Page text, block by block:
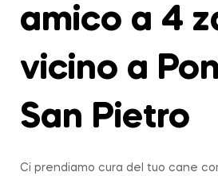
amico a 4
vicino a
San Pietro
Ci prendiamo cura del tuo cane